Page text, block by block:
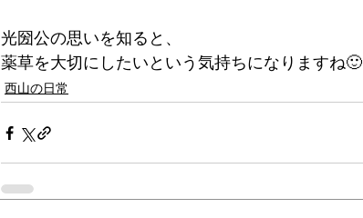
光圀公の思いを知ると、
薬草を大切にしたいという気持ちになりますね🙂
西山の日常